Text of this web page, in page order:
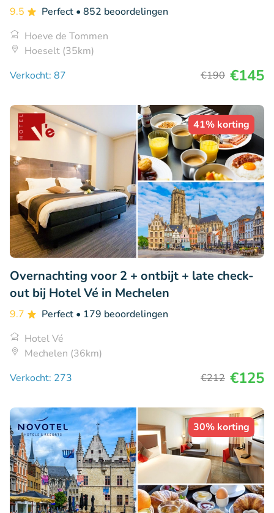
9.5 Perfect • 852 beoordelingen
Hoeve de Tommen
Hoeselt (35km)
Verkocht: 87
€190 €145
41% korting
Overnachting voor 2 + ontbijt + late check-
out bij Hotel Vé in Mechelen
9.7 Perfect • 179 beoordelingen
Hotel Vé
Mechelen (36km)
Verkocht: 273
€212 €125
30% korting